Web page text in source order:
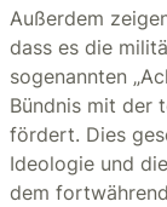
Außerdem
dass es die
sogenannten
Bündnis mit der
fördert. Dies
Ideologie und
dem